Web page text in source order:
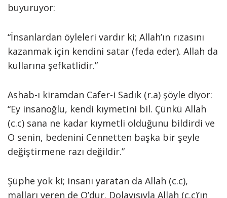
buyuruyor:
“İnsanlardan öyleleri vardır ki; Allah’ın rızasını
kazanmak için kendini satar (feda eder). Allah da
kullarına şefkatlidir.”
Ashab-ı kiramdan Cafer-i Sadık (r.a) şöyle diyor:
“Ey insanoğlu, kendi kıymetini bil. Çünkü Allah
(c.c) sana ne kadar kıymetli olduğunu bildirdi ve
O senin, bedenini Cennetten başka bir şeyle
değiştirmene razı değildir.”
Şüphe yok ki; insanı yaratan da Allah (c.c),
malları veren de O’dur. Dolayısıyla Allah (c.c)’ın